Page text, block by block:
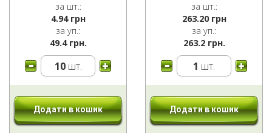
за шт.:
4.94 грн
за уп.:
49.4 грн.
10шт.
Додати в кошик
за шт.:
263.20 грн
за уп.:
263.2 грн.
1 шт.
Додати в кошик